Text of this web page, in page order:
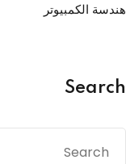
هندسة الكمبيوتر
Search